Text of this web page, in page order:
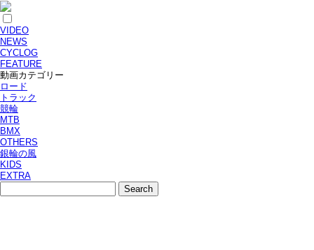
VIDEO
NEWS
CYCLOG
FEATURE
動画カテゴリー
ロード
トラック
競輪
MTB
BMX
OTHERS
銀輪の風
KIDS
EXTRA